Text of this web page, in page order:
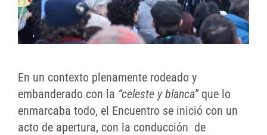
En un contexto plenamente rodeado y
embanderado con la “celeste y blanca”que lo
enmarcaba todo, el Encuentro se inició con un
acto de apertura, con la conducción de